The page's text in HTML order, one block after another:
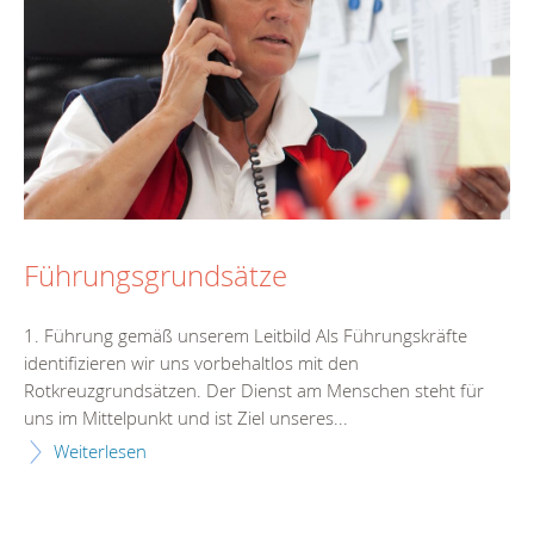
Führungsgrundsätze
1. Führung gemäß unserem Leitbild Als Führungskräfte
identifizieren wir uns vorbehaltlos mit den
Rotkreuzgrundsätzen. Der Dienst am Menschen steht für
uns im Mittelpunkt und ist Ziel unseres...
Weiterlesen